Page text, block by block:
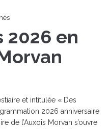
sur
vous
2026
en
2026 en
et intitulée « Des
2026 anniversaire
de l’Auxois Morvan s’ouvre